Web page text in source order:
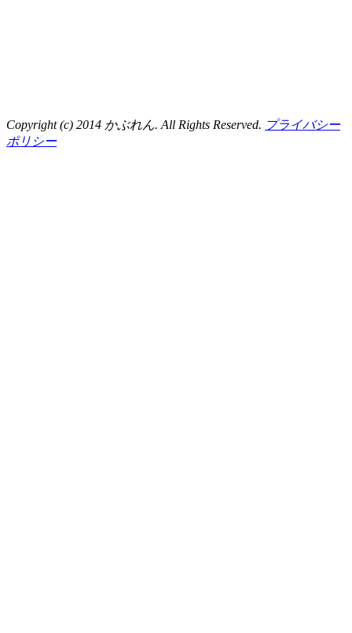
Copyright (c) 2014 かぶれん. All Rights Reserved. プライバシー
ポリシー